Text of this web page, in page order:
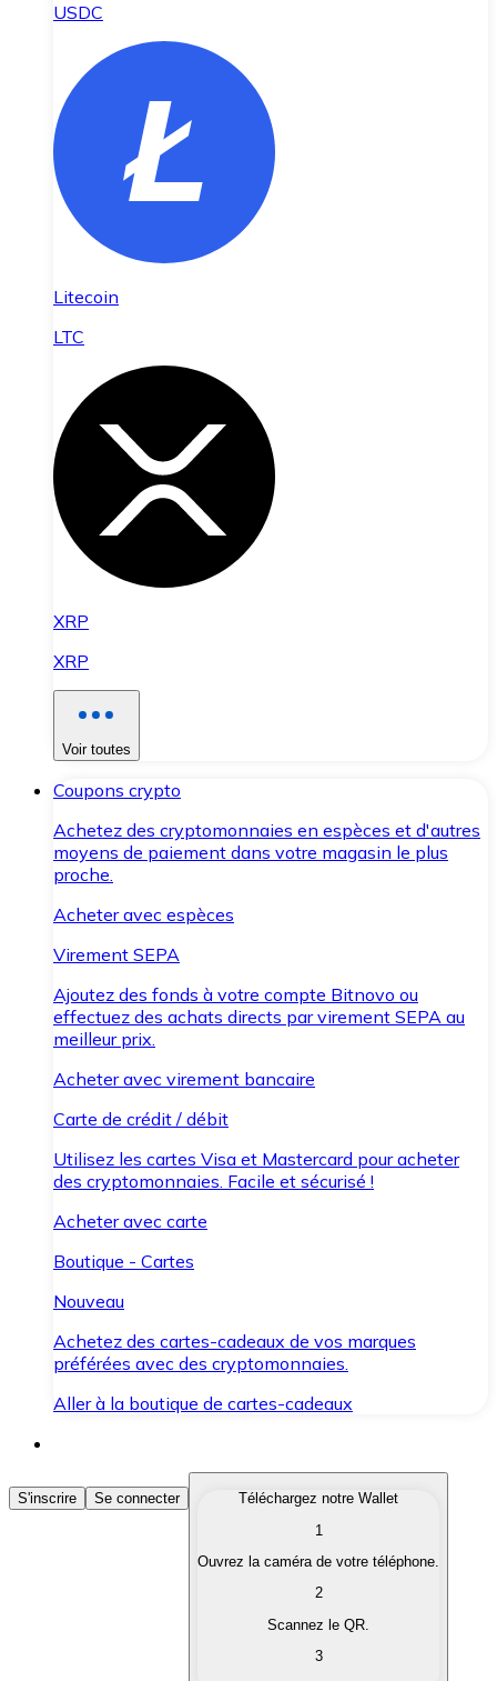
USDC
Litecoin
LTC
XRP
XRP
Voir toutes
Coupons crypto
Achetez des cryptomonnaies en espèces et d'autres
moyens de paiement dans votre magasin le plus
proche.
Acheter avec espèces
Virement SEPA
Ajoutez des fonds à votre compte Bitnovo ou
effectuez des achats directs par virement SEPA au
meilleur prix.
Acheter avec virement bancaire
Carte de crédit / débit
Utilisez les cartes Visa et Mastercard pour acheter
des cryptomonnaies. Facile et sécurisé !
Acheter avec carte
Boutique - Cartes
Nouveau
Achetez des cartes-cadeaux de vos marques
préférées avec des cryptomonnaies.
Aller à la boutique de cartes-cadeaux
Acheter des Cryptomonnaies
Achetez les cryptomonnaies qui vous intéressent
Convertissez vos cryptomonnaies en monnaie
S'inscrire Se connecter
Téléchargez notre Wallet
1
Ouvrez la caméra de votre téléphone.
2
Scannez le QR.
3